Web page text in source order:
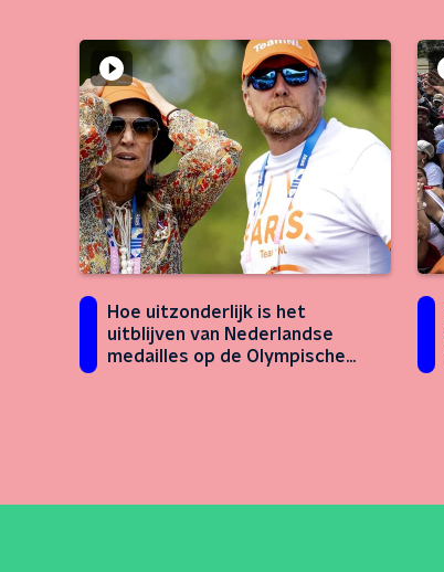
Hoe uitzonderlijk is het
uitblijven van Nederlandse
medailles op de Olympische